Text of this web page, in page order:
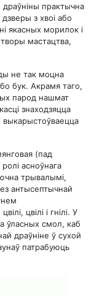
драўніны практычна
з хвоі або
якасных морилок і
мастацтва,
не так моцна
бук. Акрамя таго,
парод нашмат
знаходзяцца
выкарыстоўваецца
(пад
асноўнага
трывалымі,
антысептычнай
цвілі і гнілі. У
ўласных смол, каб
драўніне ў сухой
патрабуюць